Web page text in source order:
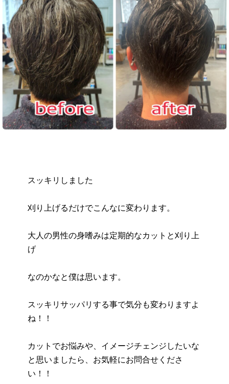
スッキリしました
刈り上げるだけでこんなに変わります。
大人の男性の身嗜みは定期的なカットと刈り上
げ
なのかなと僕は思います。
スッキリサッパリする事で気分も変わりますよ
ね！！
カットでお悩みや、イメージチェンジしたいな
と思いましたら、お気軽にお問合せくださ
い！！